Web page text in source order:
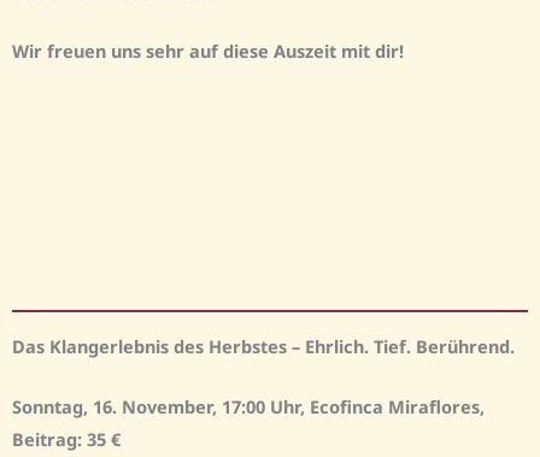
Wir freuen uns sehr auf diese Auszeit mit dir!
Das Klangerlebnis des Herbstes – Ehrlich. Tief. Berührend.
Sonntag, 16. November, 17:00 Uhr, Ecofinca Miraflores,
Beitrag: 35 €